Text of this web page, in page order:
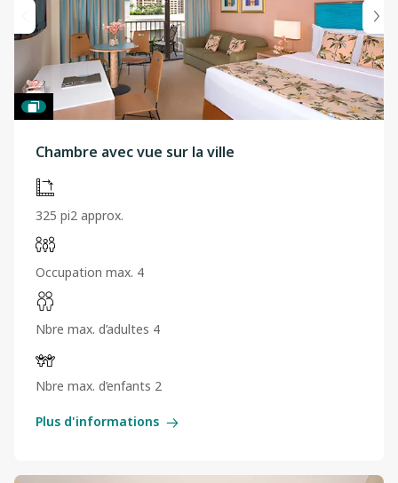
Chambre avec vue sur la ville
325 pi2 approx.
Occupation max. 4
Nbre max. d’adultes 4
Nbre max. d’enfants 2
Plus d'informations